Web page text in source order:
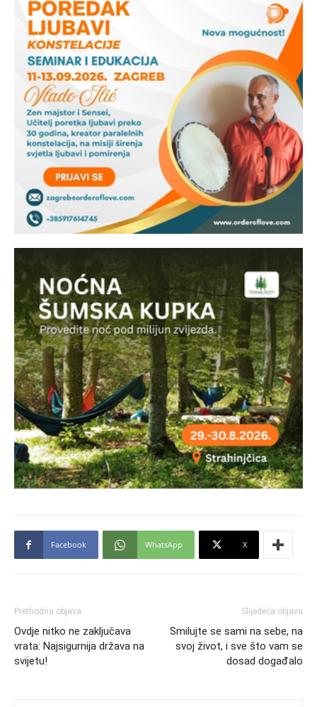
Facebook WhatsApp X
Prethodna objava
Ovdje nitko ne zaključava
vrata: Najsigurnija država na
svijetu!
Slijedeća objava
Smilujte se sami na sebe, na
svoj život, i sve što vam se
dosad događalo